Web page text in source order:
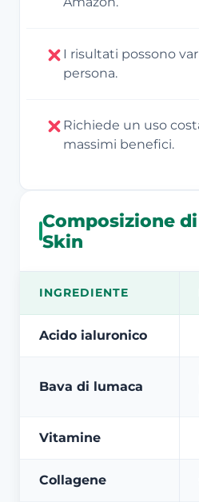
I risultati possono
persona.
Richiede un uso
massimi benefici.
Composizione
Skin
INGREDIENTE
Acido ialuronico
Bava di lumaca
Vitamine
Collagene